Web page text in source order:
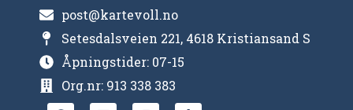
post@kartevoll.no
Setesdalsveien 221, 4618 Kristiansand S
Åpningstider: 07-15
Org.nr: 913 338 383